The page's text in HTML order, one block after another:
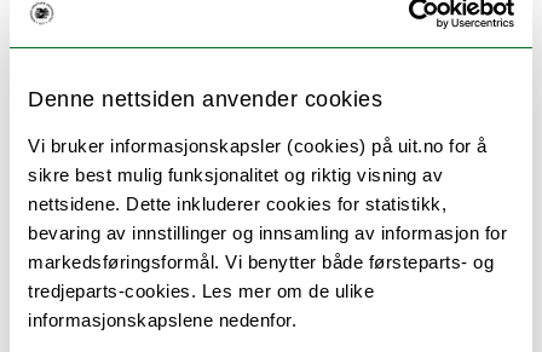
Denne nettsiden anvender cookies
Vi bruker informasjonskapsler (cookies) på uit.no for å
sikre best mulig funksjonalitet og riktig visning av
nettsidene. Dette inkluderer cookies for statistikk,
bevaring av innstillinger og innsamling av informasjon for
markedsføringsformål. Vi benytter både førsteparts- og
tredjeparts-cookies. Les mer om de ulike
informasjonskapslene nedenfor.
Pensum
(HØST 2022)
Eksamen